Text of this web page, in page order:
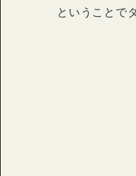
ということで